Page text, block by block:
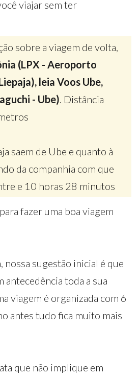
viajar sem ter
sobre a viagem de volta,
(LPX - Aeroporto
leia Voos Ube,
- Ube). Distância
saem de Ube e quanto à
da companhia com que
e 10 horas 28 minutos
fazer uma boa viagem
nossa sugestão inicial é que
antecedência toda a sua
viagem é organizada com 6
antes tudo fica muito mais
que não implique em